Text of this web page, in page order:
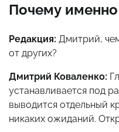
Почему
Редакция: Дмитрий,
от других?
Дмитрий Коваленко:
устанавливается под
выводится отдельный
никаких ожиданий.